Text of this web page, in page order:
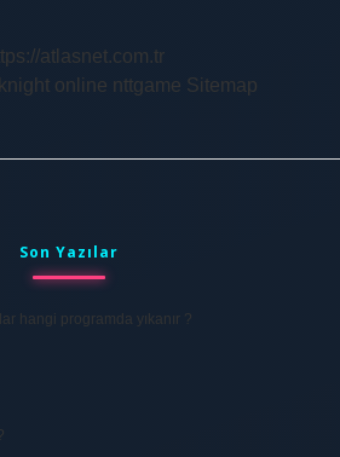
atlasnet.com.tr
knight online nttgame Sitemap
Son Yazılar
hangi programda yıkanır ?